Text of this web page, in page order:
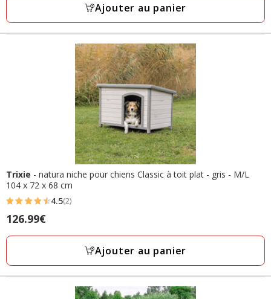
Ajouter au panier
Trixie - natura niche pour chiens Classic à toit plat - gris - M/L
104 x 72 x 68 cm
4.5
étoiles
avec
avis
4.5(2)
Prix
126.99€
126.99€
Ajouter au panier